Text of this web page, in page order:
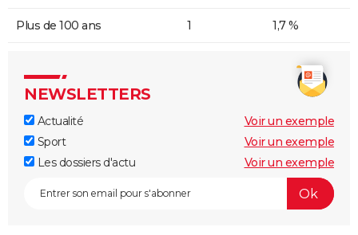
Plus de 100 ans 1 1,7 %
NEWSLETTERS
Actualité
Voir un exemple
Sport
Voir un exemple
Les dossiers d'actu
Voir un exemple